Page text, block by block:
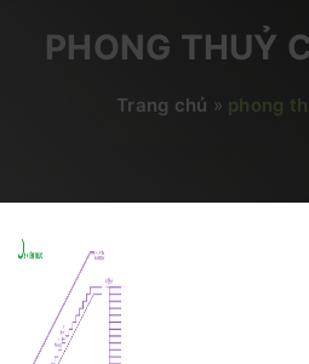
PHONG THUỶ
Trang chủ » phong